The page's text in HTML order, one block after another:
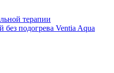
терапии
подогрева Ventia Aqua